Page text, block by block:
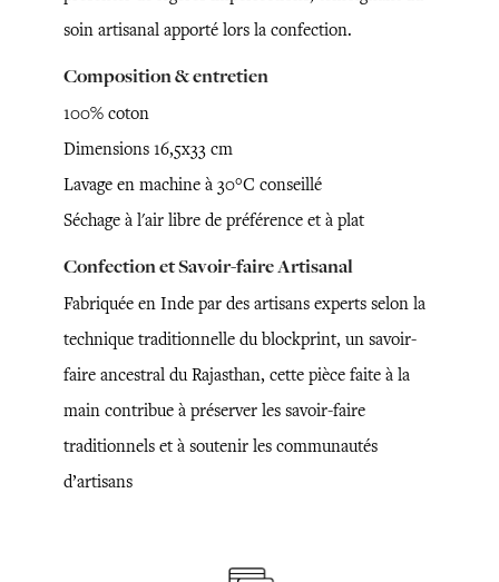
soin artisanal apporté lors la confection.
Composition & entretien
100% coton
Dimensions 16,5x33 cm
Lavage en machine à 30°C conseillé
Séchage à l'air libre de préférence et à plat
Confection et Savoir-faire Artisanal
Fabriquée en Inde par des artisans experts selon la
technique traditionnelle du blockprint, un savoir-
faire ancestral du Rajasthan, cette pièce faite à la
main contribue à préserver les savoir-faire
traditionnels et à soutenir les communautés
d’artisans